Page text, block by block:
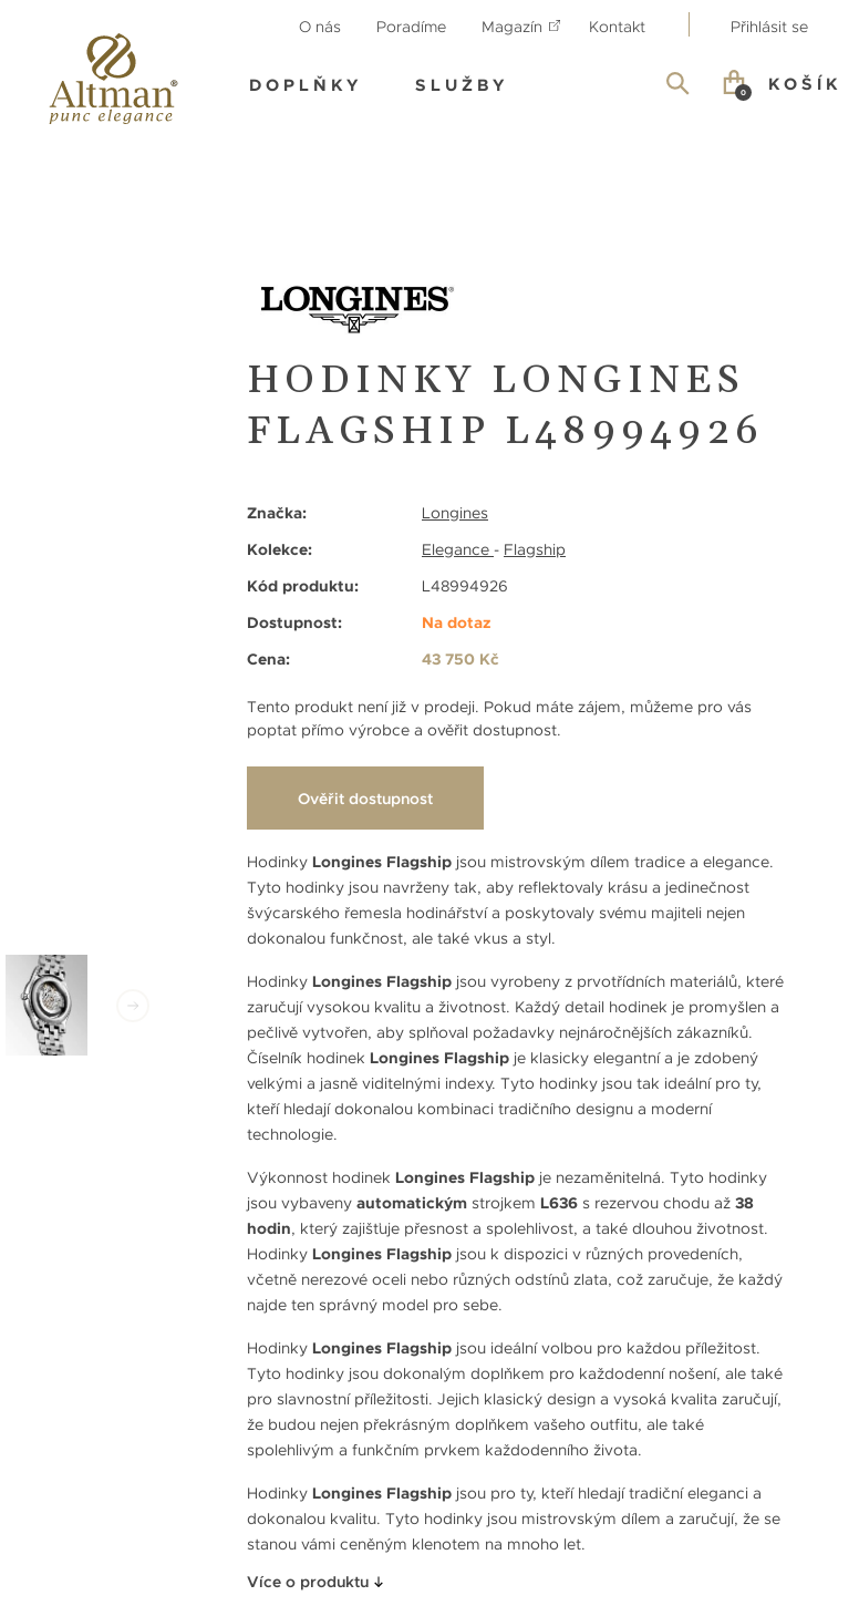
O nás Poradíme Magazín Kontakt Přihlásit se
DOPLŇKY SLUŽBY KOŠÍK
0
HODINKY LONGINES
FLAGSHIP L48994926
Značka:
Longines
Kolekce:
Elegance - Flagship
Kód produktu:
L48994926
Dostupnost:
Na dotaz
Cena:
43 750 Kč
Tento produkt není již v prodeji. Pokud máte zájem, můžeme pro vás
poptat přímo výrobce a ověřit dostupnost.
Ověřit dostupnost
Hodinky Longines Flagship jsou mistrovským dílem tradice a elegance.
Tyto hodinky jsou navrženy tak, aby reflektovaly krásu a jedinečnost
švýcarského řemesla hodinářství a poskytovaly svému majiteli nejen
dokonalou funkčnost, ale také vkus a styl.
Hodinky Longines Flagship jsou vyrobeny z prvotřídních materiálů, které
zaručují vysokou kvalitu a životnost. Každý detail hodinek je promyšlen a
pečlivě vytvořen, aby splňoval požadavky nejnáročnějších zákazníků.
Číselník hodinek Longines Flagship je klasicky elegantní a je zdobený
velkými a jasně viditelnými indexy. Tyto hodinky jsou tak ideální pro ty,
kteří hledají dokonalou kombinaci tradičního designu a moderní
technologie.
Výkonnost hodinek Longines Flagship je nezaměnitelná. Tyto hodinky
jsou vybaveny automatickým strojkem L636 s rezervou chodu až 38
hodin, který zajišťuje přesnost a spolehlivost, a také dlouhou životnost.
Hodinky Longines Flagship jsou k dispozici v různých provedeních,
včetně nerezové oceli nebo různých odstínů zlata, což zaručuje, že každý
najde ten správný model pro sebe.
Hodinky Longines Flagship jsou ideální volbou pro každou příležitost.
Tyto hodinky jsou dokonalým doplňkem pro každodenní nošení, ale také
pro slavnostní příležitosti. Jejich klasický design a vysoká kvalita zaručují,
že budou nejen překrásným doplňkem vašeho outfitu, ale také
spolehlivým a funkčním prvkem každodenního života.
Hodinky Longines Flagship jsou pro ty, kteří hledají tradiční eleganci a
dokonalou kvalitu. Tyto hodinky jsou mistrovským dílem a zaručují, že se
stanou vámi ceněným klenotem na mnoho let.
Více o produktu